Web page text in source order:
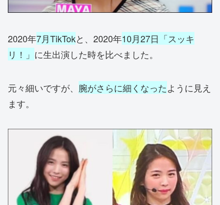
2020年7月TikTokと、2020年10月27日「スッキ
リ！」 に生出演した時を比べました。
元々細いですが、 腕がさらに細くなったように見え
ます。